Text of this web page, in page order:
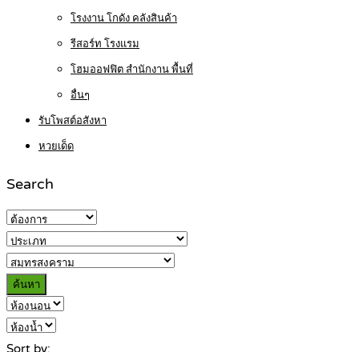
โรงงาน โกดัง คลังสินค้า
รีสอร์ท โรงแรม
โฮมออฟฟิต สำนักงาน พื้นที่
อื่นๆ
รับโพสต์อสังหา
หวยเด็ด
Search
ค้นหา
Sort by: